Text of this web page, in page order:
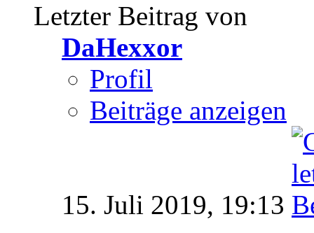
Letzter Beitrag von
DaHexxor
Profil
Beiträge anzeigen
15. Juli 2019, 19:13